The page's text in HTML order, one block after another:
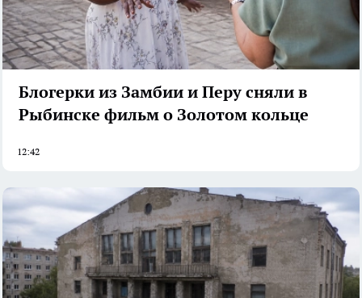
Блогерки из Замбии и Перу сняли в
Рыбинске фильм о Золотом кольце
12:42